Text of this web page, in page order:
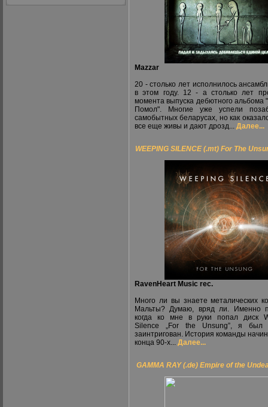
Mazzar
20 - столько лет исполнилось
в этом году. 12 - а столько лет
момента выпуска дебютного альбома
Помол". Многие уже успели
самобытных беларусах, но как
все еще живы и дают дрозд... Далее...
WEEPING SILENCE (.mt) For The
RavenHeart Music rec.
Много ли вы знаете металических
Мальты? Думаю, вряд ли. Именно
когда ко мне в руки попал диск
Silence „For the Unsung”, я был
заинтригован. История команды
конца 90-х... Далее...
GAMMA RAY (.de) Empire of the